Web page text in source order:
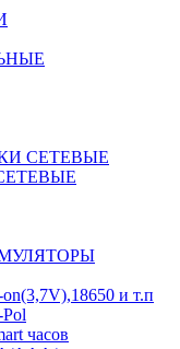
СЕТЕВЫЕ
и т.п
часов